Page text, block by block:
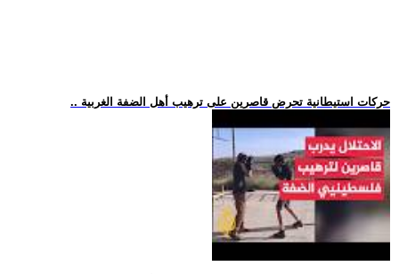
.. حركات استيطانية تحرض قاصرين على ترهيب أهل الضفة الغربية